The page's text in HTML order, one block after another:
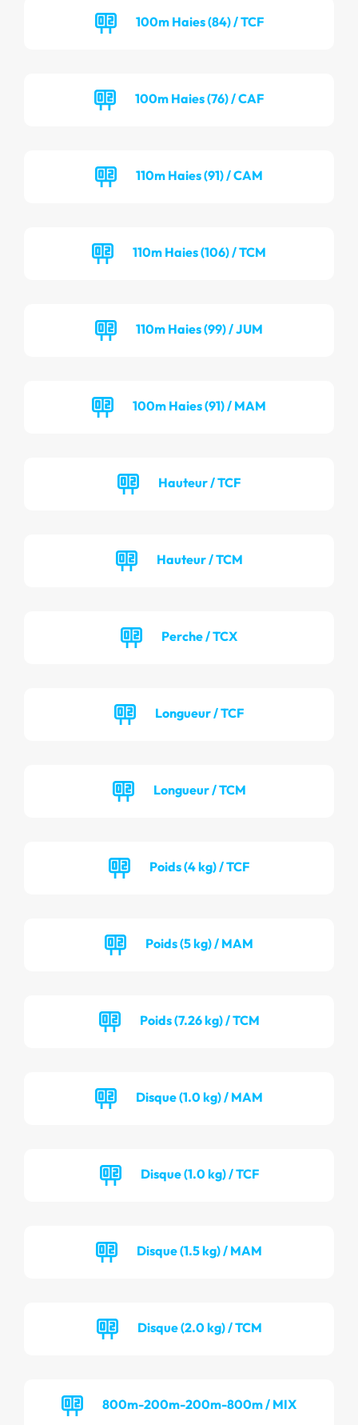
100m Haies (84) / TCF
100m Haies (76) / CAF
110m Haies (91) / CAM
110m Haies (106) / TCM
110m Haies (99) / JUM
100m Haies (91) / MAM
Hauteur / TCF
Hauteur / TCM
Perche / TCX
Longueur / TCF
Longueur / TCM
Poids (4 kg) / TCF
Poids (5 kg) / MAM
Poids (7.26 kg) / TCM
Disque (1.0 kg) / MAM
Disque (1.0 kg) / TCF
Disque (1.5 kg) / MAM
Disque (2.0 kg) / TCM
800m-200m-200m-800m / MIX